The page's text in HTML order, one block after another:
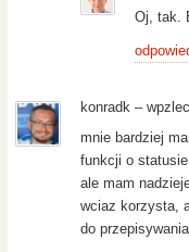
Oj, tak.
konradk –
mnie bardziej
funkcji o
ale mam
wciaz korzysta,
do